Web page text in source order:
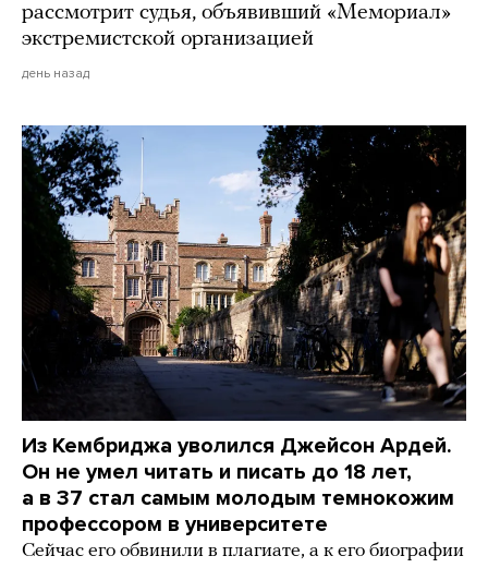
рассмотрит судья, объявивший «Мемориал»
экстремистской организацией
день назад
Из Кембриджа уволился Джейсон Ардей.
Он не умел читать и писать до 18 лет,
а в 37 стал самым молодым темнокожим
профессором в университете
Сейчас его обвинили в плагиате, а к его биографии